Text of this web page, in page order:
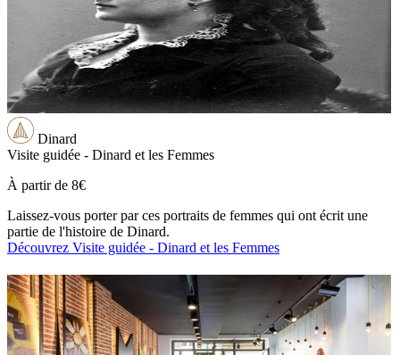
Dinard
Visite guidée - Dinard et les Femmes
À partir de 8€
Laissez-vous porter par ces portraits de femmes qui ont écrit une
partie de l'histoire de Dinard.
Découvrez Visite guidée - Dinard et les Femmes